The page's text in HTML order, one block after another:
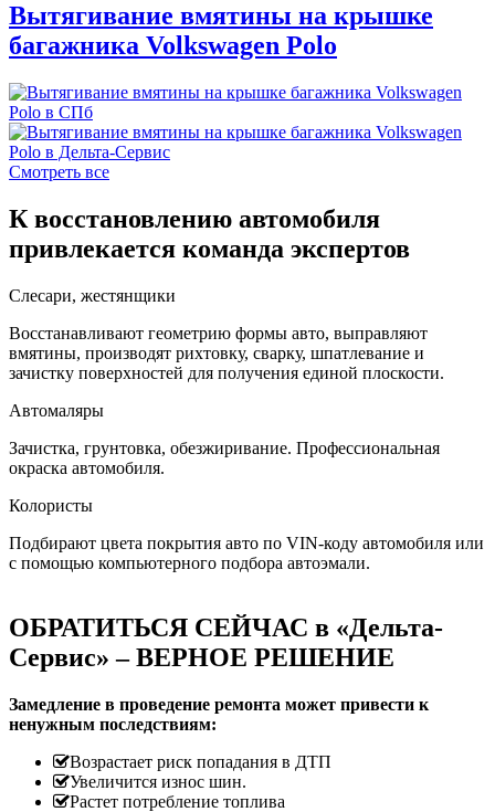
Вытягивание вмятины на крышке
багажника Volkswagen Polo
Смотреть все
К восстановлению автомобиля
привлекается команда экспертов
Слесари, жестянщики
Восстанавливают геометрию формы авто, выправляют
вмятины, производят рихтовку, сварку, шпатлевание и
зачистку поверхностей для получения единой плоскости.
Автомаляры
Зачистка, грунтовка, обезжиривание. Профессиональная
окраска автомобиля.
Колористы
Подбирают цвета покрытия авто по VIN-коду автомобиля или
с помощью компьютерного подбора автоэмали.
ОБРАТИТЬСЯ СЕЙЧАС в «Дельта-
Сервис» – ВЕРНОЕ РЕШЕНИЕ
Замедление в проведение ремонта может привести к
ненужным последствиям:
Возрастает риск попадания в ДТП
Увеличится износ шин.
Растет потребление топлива